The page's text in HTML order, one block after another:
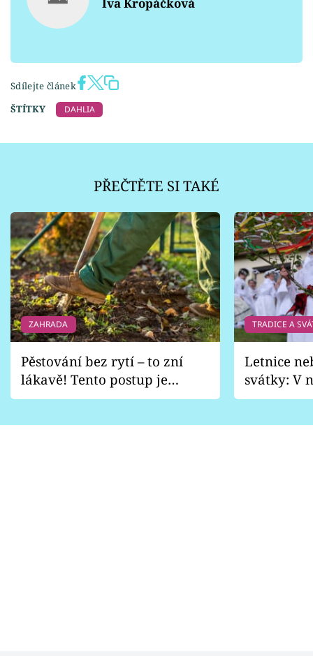
Sdílejte článek
ŠTÍTKY
DAHLIA
PŘEČTĚTE SI TAKÉ
ZAHRADA
Pěstování bez rytí – to zní
lákavě! Tento postup je
vhodný jen pro některé
TRADICE A
Letnice
svátky: V
pondělí